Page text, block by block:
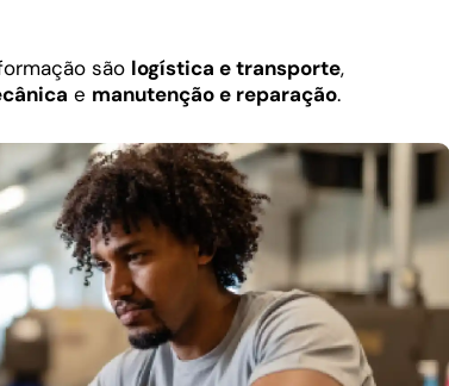
são logística e transporte,
e manutenção e reparação.